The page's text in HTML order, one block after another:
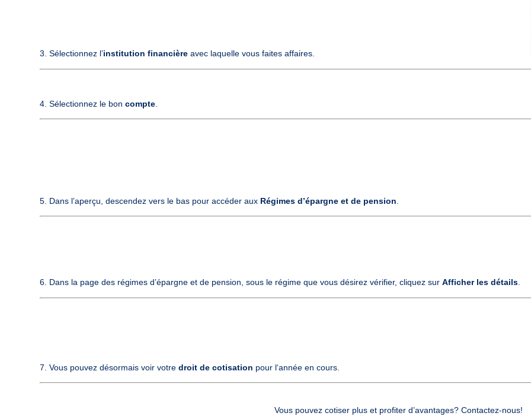
3. Sélectionnez l’institution financière avec laquelle vous faites affaires.
4. Sélectionnez le boncompte
5. Dans l’aperçu, descendez vers le bas pour accéder aux Régimes d’épargne et de pension
6. Dans la page des régimes d’épargne et de pension, sous le régime que vous désirez vérifier, cliquez surAfficher les détails
7. Vous pouvez désormais voir votredroit de cotisation pour l‘année en
Vous pouvez cotiser plus et profiter d’avantages? Contactez-nous!